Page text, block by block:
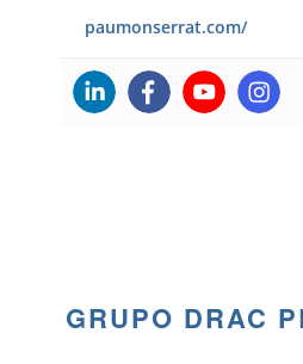
paumonserrat.com/
GRUPO DRAC